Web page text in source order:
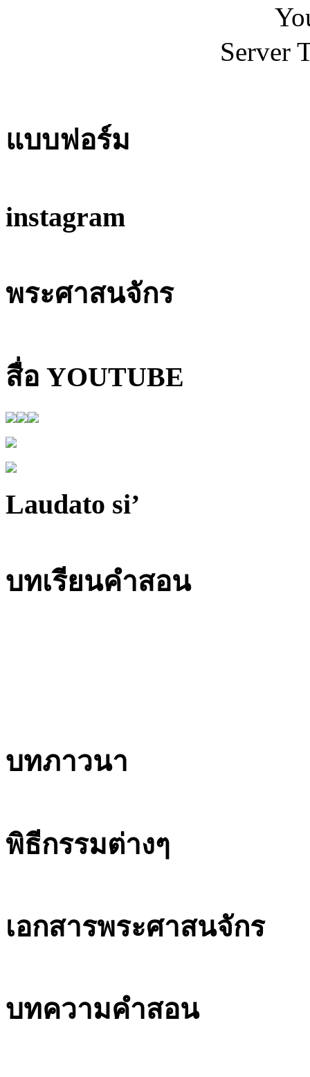
Server
แบบฟอร์ม
instagram
พระศาสนจักร
สื่อ YOUTUBE
Laudato si’
บทเรียนคำสอน
บทภาวนา
พิธีกรรมต่างๆ
เอกสารพระศาสนจักร
บทความคำสอน